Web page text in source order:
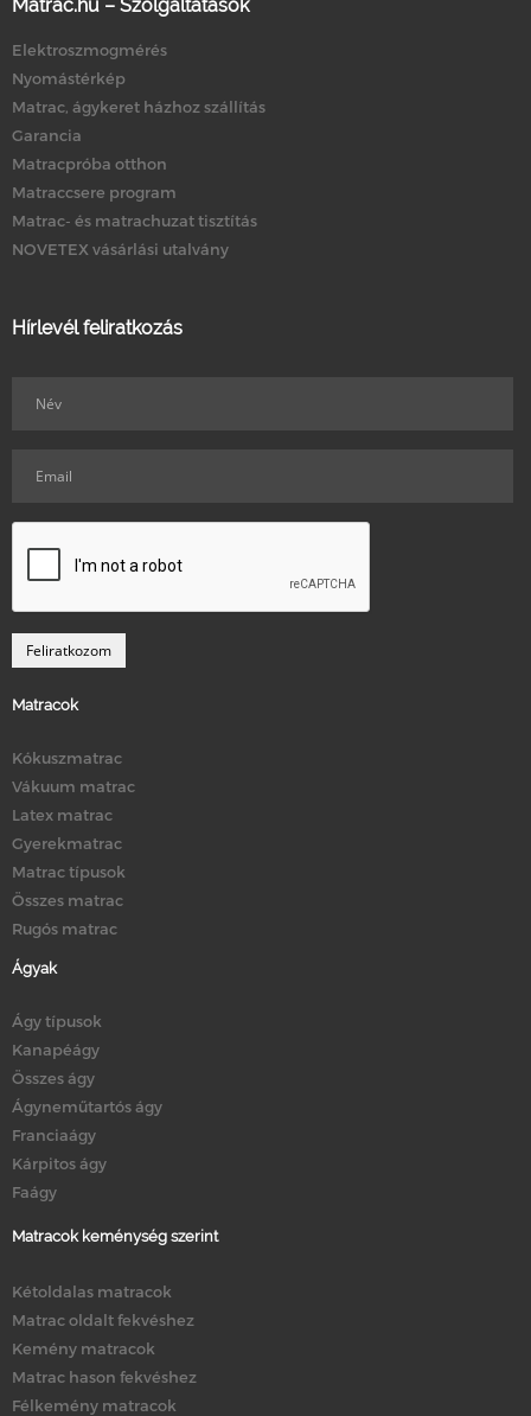
Matrac.hu – Szolgáltatások
Elektroszmogmérés
Nyomástérkép
Matrac, ágykeret házhoz szállítás
Garancia
Matracpróba otthon
Matraccsere program
Matrac- és matrachuzat tisztítás
NOVETEX vásárlási utalvány
Hírlevél feliratkozás
Matracok
Kókuszmatrac
Vákuum matrac
Latex matrac
Gyerekmatrac
Matrac típusok
Összes matrac
Rugós matrac
Ágyak
Ágy típusok
Kanapéágy
Összes ágy
Ágyneműtartós ágy
Franciaágy
Kárpitos ágy
Faágy
Matracok keménység szerint
Kétoldalas matracok
Matrac oldalt fekvéshez
Kemény matracok
Matrac hason fekvéshez
Félkemény matracok